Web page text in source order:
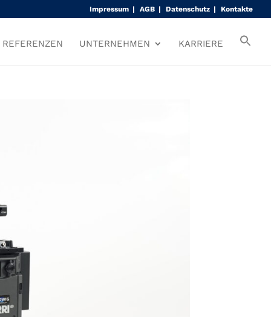
Impressum AGB Datenschutz Kontakte
REFERENZEN UNTERNEHMEN KARRIERE